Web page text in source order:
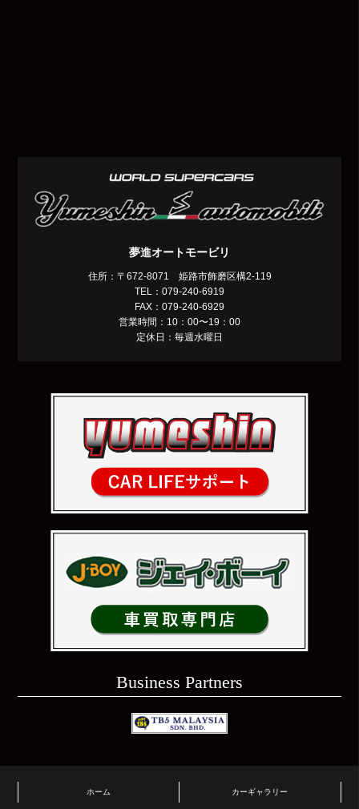
夢進オートモービリ
住所：〒672-8071 姫路市飾磨区構2-119
TEL：079-240-6919
FAX：079-240-6929
営業時間：10：00〜19：00
定休日：毎週水曜日
Business Partners
ホーム カーギャラリー